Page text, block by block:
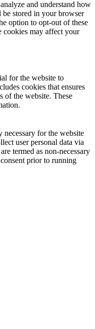
and understand how
stored in your browser
option to opt-out of these
cookies may affect your
for the website to
cookies that ensures
of the website. These
for the website
user personal data via
termed as non-necessary
prior to running